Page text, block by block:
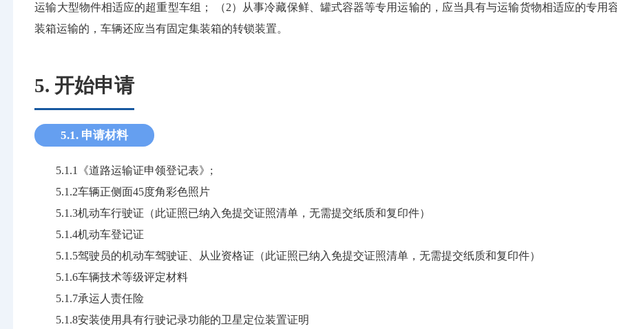
运输大型物件相适应的超重型车组； （2）从事冷藏保鲜、罐式容器等专用运输的，应当具有与运输货物相适应的专
装箱运输的，车辆还应当有固定集装箱的转锁装置。
5. 开始申请
5.1. 申请材料
5.1.1《道路运输证申领登记表》;
5.1.2车辆正侧面45度角彩色照片
5.1.3机动车行驶证（此证照已纳入免提交证照清单，无需提交纸质和复印件）
5.1.4机动车登记证
5.1.5驾驶员的机动车驾驶证、从业资格证（此证照已纳入免提交证照清单，无需提交纸质和复印件）
5.1.6车辆技术等级评定材料
5.1.7承运人责任险
5.1.8安装使用具有行驶记录功能的卫星定位装置证明